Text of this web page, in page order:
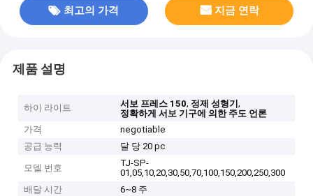
최고의 가격 지금 연락
제품 설명
하이 라이트 서보 프레스 150, 정제 성형기,
정확하게 서보 기구에 의한 주도 언론
가격
negotiable
공급 능력
달 당 20 pc
모델 번호
TJ-SP-
01,05,10,20,30,50,70,100,150,200,250,300
배달 시간
6~8 주